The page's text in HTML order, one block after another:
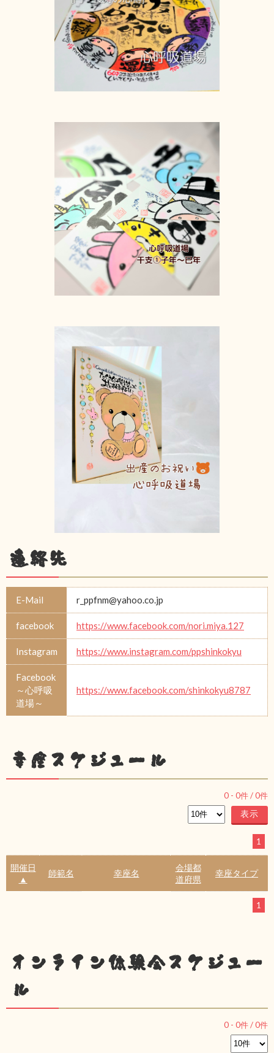
連絡先
E-Mail r_ppfnm@yahoo.co.jp
facebook https://www.facebook.com/nori.miya.127
Instagram https://www.instagram.com/ppshinkokyu
Facebook
～心呼吸
道場～
https://www.facebook.com/shinkokyu8787
幸座スケジュール
0 - 0件 /0件
1
開催日
▲
師範名 幸座名
会場都
道府県
幸座タイプ
1
オンライン体験会スケジュー
ル
0 - 0件 /0件